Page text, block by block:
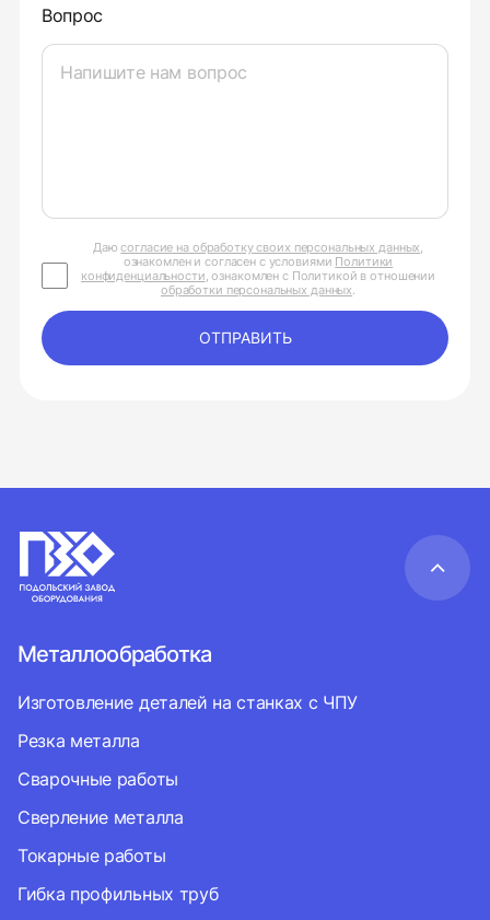
Вопрос
Даюсогласие на обработку своих персональных данных,
ознакомлен и согласен с условиями Политики
конфиденциальности, ознакомлен с Политикой в отношении
обработки персональных данных.
ОТПРАВИТЬ
Металлообработка
Изготовление деталей на станках с ЧПУ
Резка металла
Сварочные работы
Сверление металла
Токарные работы
Гибка профильных труб